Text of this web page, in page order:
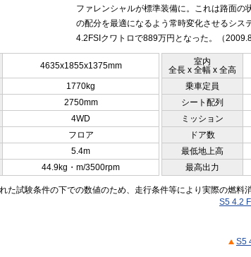
ファレンシャルが標準装備に。これは路面の
の配分を最適になるよう常時変化させるシス
4.2FSIクワトロで889万円となった。（2009.8
4635x1855x1375mm
室内
全長 x 全幅 x 全高
1770kg 乗車定員
2750mm シート配列
4WD ミッション
フロア ドア数
5.4m 最低地上高
44.9kg・m/3500rpm 最高出力
た試験条件の下での数値のため、走行条件等により実際の燃料
S5 4.2
S5